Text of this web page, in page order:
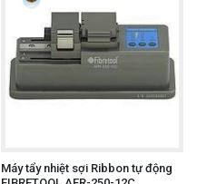
Máy tẩy nhiệt sợi Ribbon tự động